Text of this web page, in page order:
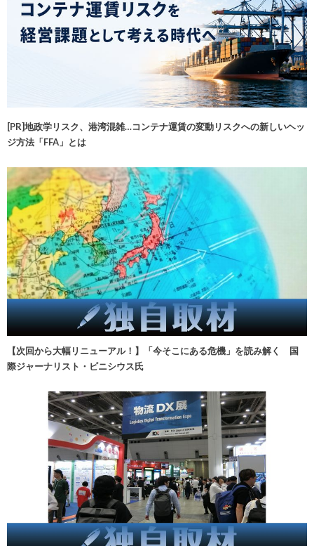
[PR]地政学リスク、港湾混雑…コンテナ運賃の変動リスクへの新しいヘッ
ジ方法「FFA」とは
【次回から大幅リニューアル！】「今そこにある危機」を読み解く 国
際ジャーナリスト・ビニシウス氏